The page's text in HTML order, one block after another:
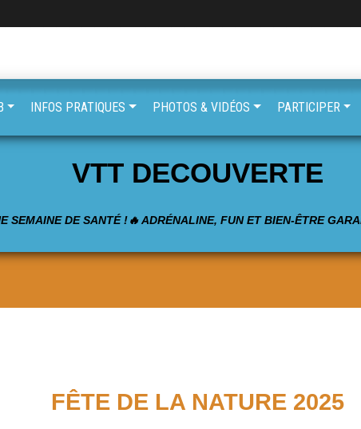
VTT DECOUVERTE
SEMAINE DE SANTÉ !🔥 ADRÉNALINE, FUN ET BIEN-ÊTRE
FÊTE DE LA NATURE 2025
INFOS PRATIQUES PHOTOS & VIDÉOS PARTICIPER